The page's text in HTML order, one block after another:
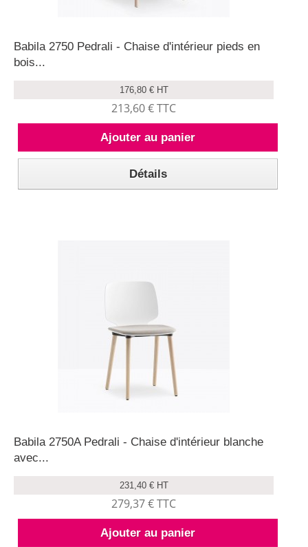
Babila 2750 Pedrali - Chaise d'intérieur pieds en
bois...
176,80 € HT
213,60 € TTC
Ajouter au panier
Détails
Babila 2750A Pedrali - Chaise d'intérieur blanche
avec...
231,40 € HT
279,37 € TTC
Ajouter au panier